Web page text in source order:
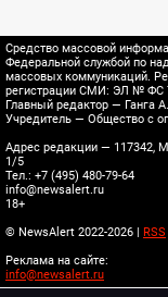
Средство массовой
Федеральной службой по
массовых коммуникаций.
регистрации СМИ: ЭЛ № ФС
Главный редактор — Ганга
Учредитель — Общество с
Адрес редакции — 117342,
1/5
Тел.: +7 (495) 480-79-64
info@newsalert.ru
18+
© NewsAlert 2022-2026 |
RSS
Реклама на сайте:
info@newsalert.ru